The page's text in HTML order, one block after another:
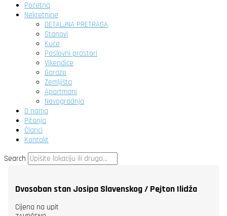
Početna
Nekretnine
DETALJNA PRETRAGA
Stanovi
Kuće
Poslovni prostori
Vikendice
Garaže
Zemljišta
Apartmani
Novogradnja
O nama
Pitanja
Članci
Kontakt
Search
Dvosoban stan Josipa Slavenskog / Pejton Ilidža
Cijena na upit